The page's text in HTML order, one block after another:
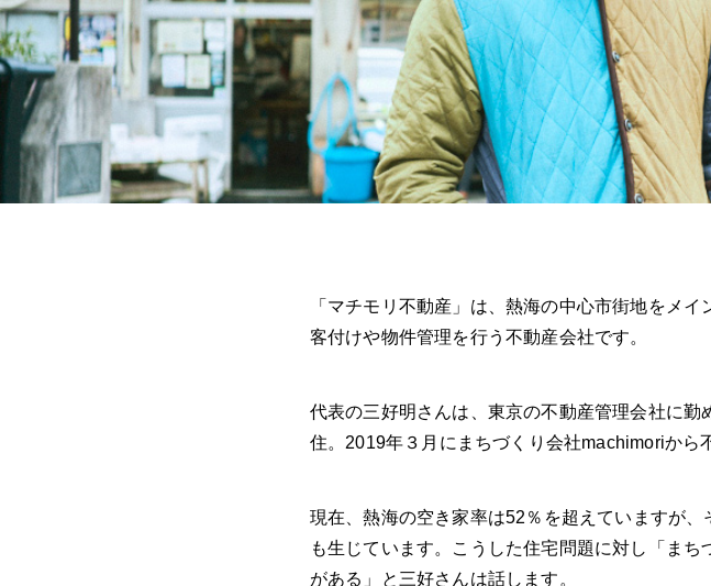
「マチモリ不動産」は、熱海の中心市街地をメ
客付けや物件管理を行う不動産会社です。
代表の三好明さんは、東京の不動産管理会社に
住。2019年 ３ 月にまちづくり会社machimoriから
現在、熱海の空き家率は52％を超えていますが
も生じています。こうした住宅問題に対し「ま
がある」と三好さんは話します。